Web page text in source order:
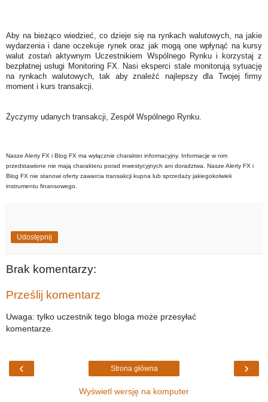
Aby na bieżąco wiedzieć, co dzieje się na rynkach walutowych, na jakie
wydarzenia i dane oczekuje rynek oraz jak mogą one wpłynąć na kursy
walut zostań aktywnym Uczestnikiem Wspólnego Rynku i korzystaj z
bezpłatnej usługi Monitoring FX. Nasi eksperci stale monitorują sytuację
na rynkach walutowych, tak aby znaleźć najlepszy dla Twojej firmy
moment i kurs transakcji.
Życzymy udanych transakcji, Zespół Wspólnego Rynku.
Nasze Alerty FX i Blog FX ma wyłącznie charakter informacyjny. Informacje w nim
przedstawione nie mają charakteru porad inwestycyjnych ani doradztwa. Nasze Alerty FX i
Blog FX nie stanowi oferty zawarcia transakcji kupna lub sprzedaży jakiegokolwiek
instrumentu finansowego.
Udostępnij
Brak komentarzy:
Prześlij komentarz
Uwaga: tylko uczestnik tego bloga może przesyłać
komentarze.
‹ ›
Strona główna
Wyświetl wersję na komputer